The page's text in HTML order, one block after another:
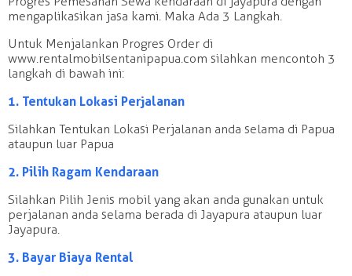
mengaplikasikan jasa kami. Maka Ada 3 Langkah.
Untuk Menjalankan Progres Order di
www.rentalmobilsentanipapua.com silahkan mencontoh 3
langkah di bawah ini:
1. Tentukan Lokasi Perjalanan
Silahkan Tentukan Lokasi Perjalanan anda selama di Papua
ataupun luar Papua
2. Pilih Ragam Kendaraan
Silahkan Pilih Jenis mobil yang akan anda gunakan untuk
perjalanan anda selama berada di Jayapura ataupun luar
Jayapura.
3. Bayar Biaya Rental